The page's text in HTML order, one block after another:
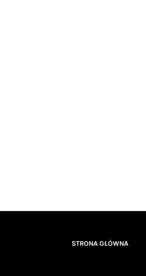
STRONA GŁÓWNA